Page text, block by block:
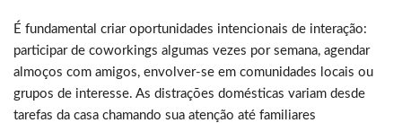
É fundamental criar oportunidades intencionais de interação:
participar de coworkings algumas vezes por semana, agendar
almoços com amigos, envolver-se em comunidades locais ou
grupos de interesse. As distrações domésticas variam desde
tarefas da casa chamando sua atenção até familiares